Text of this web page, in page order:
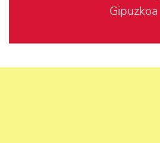
Gipuzkoa